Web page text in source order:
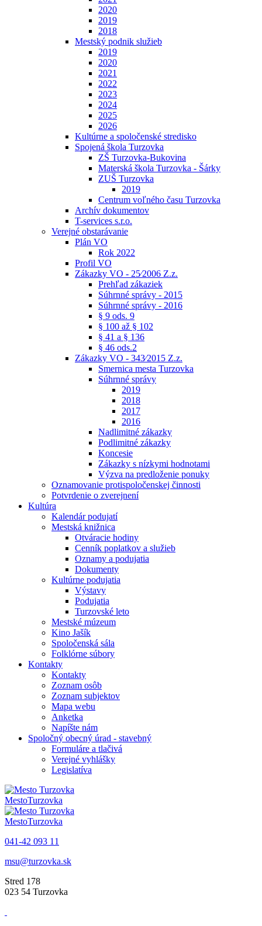
2020
2019
2018
Mestský podnik služieb
2019
2020
2021
2022
2023
2024
2025
2026
Kultúrne a spoločenské stredisko
Spojená škola Turzovka
ZŠ Turzovka-Bukovina
Materská škola Turzovka - Šárky
ZUŠ Turzovka
2019
Centrum voľného času Turzovka
Archív dokumentov
T-services s.r.o.
Verejné obstarávanie
Plán VO
Rok 2022
Profil VO
Zákazky VO - 25⁄2006 Z.z.
Prehľad zákaziek
Súhrnné správy - 2015
Súhrnné správy - 2016
§ 9 ods. 9
§ 100 až § 102
§ 41 a § 136
§ 46 ods.2
Zákazky VO - 343⁄2015 Z.z.
Smernica mesta Turzovka
Súhrnné správy
2019
2018
2017
2016
Nadlimitné zákazky
Podlimitné zákazky
Koncesie
Zákazky s nízkymi hodnotami
Výzva na predloženie ponuky
Oznamovanie protispoločenskej činnosti
Potvrdenie o zverejnení
Kultúra
Kalendár podujatí
Mestská knižnica
Otváracie hodiny
Cenník poplatkov a služieb
Oznamy a podujatia
Dokumenty
Kultúrne podujatia
Výstavy
Podujatia
Turzovské leto
Mestské múzeum
Kino Jašík
Spoločenská sála
Folklórne súbory
Kontakty
Kontakty
Zoznam osôb
Zoznam subjektov
Mapa webu
Anketka
Napíšte nám
Spoločný obecný úrad - stavebný
Formuláre a tlačivá
Verejné vyhlášky
Legislatíva
MestoTurzovka
MestoTurzovka
041-42 093 11
msu@turzovka.sk
Stred 178
023 54 Turzovka